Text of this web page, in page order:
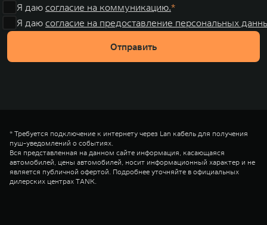
Я даю согласие на коммуникацию.
Я даю согласие на предоставление персональных
Отправить
* Требуется подключение к интернету через Lan кабель для получения
пуш-уведомлений о событиях.
Вся представленная на данном сайте информация, касающаяся
автомобилей, цены автомобилей, носит информационный характер и не
является публичной офертой. Подробнее уточняйте в официальных
дилерских центрах TANK.